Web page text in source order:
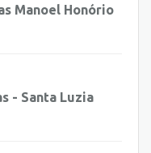
Manoel Honório
- Santa Luzia